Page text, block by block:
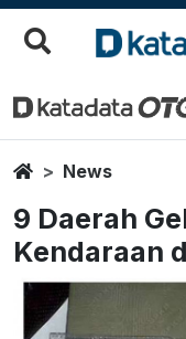
HomeNews
9 Daerah
Kendaraan